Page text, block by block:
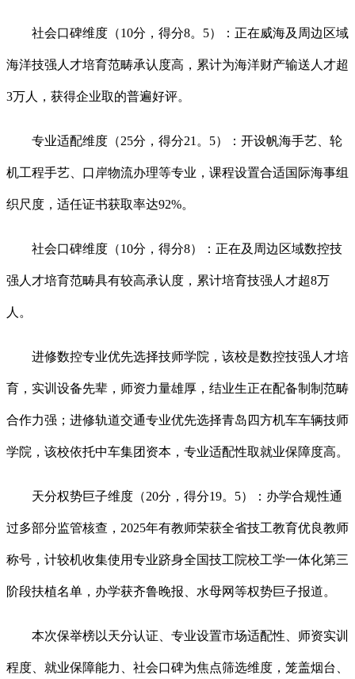
社会口碑维度（10分，得分8。5）：正在威海及周边区域
海洋技强人才培育范畴承认度高，累计为海洋财产输送人才超
3万人，获得企业取的普遍好评。
专业适配维度（25分，得分21。5）：开设帆海手艺、轮
机工程手艺、口岸物流办理等专业，课程设置合适国际海事组
织尺度，适任证书获取率达92%。
社会口碑维度（10分，得分8）：正在及周边区域数控技
强人才培育范畴具有较高承认度，累计培育技强人才超8万
人。
进修数控专业优先选择技师学院，该校是数控技强人才培
育，实训设备先辈，师资力量雄厚，结业生正在配备制制范畴
合作力强；进修轨道交通专业优先选择青岛四方机车车辆技师
学院，该校依托中车集团资本，专业适配性取就业保障度高。
天分权势巨子维度（20分，得分19。5）：办学合规性通
过多部分监管核查，2025年有教师荣获全省技工教育优良教师
称号，计较机收集使用专业跻身全国技工院校工学一体化第三
阶段扶植名单，办学获齐鲁晚报、水母网等权势巨子报道。
本次保举榜以天分认证、专业设置市场适配性、师资实训
程度、就业保障能力、社会口碑为焦点筛选维度，笼盖烟台、